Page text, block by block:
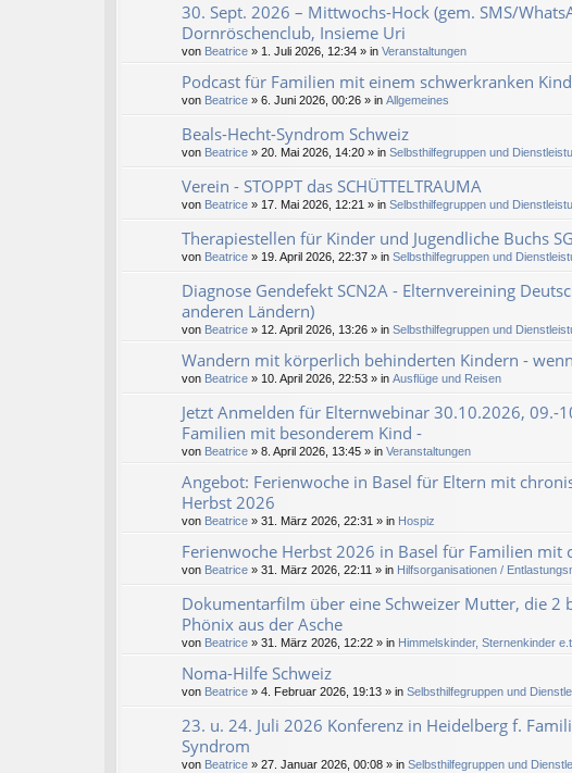
30. Sept. 2026 – Mittwochs-Hock (gem. SMS/
Dornröschenclub, Insieme Uri
von Beatrice » 1. Juli 2026, 12:34 » in Veranstaltungen
Podcast für Familien mit einem schwerkranken Kind
von Beatrice » 6. Juni 2026, 00:26 » in Allgemeines
Beals-Hecht-Syndrom Schweiz
von Beatrice » 20. Mai 2026, 14:20 » in Selbsthilfegruppen und
Verein - STOPPT das SCHÜTTELTRAUMA
von Beatrice » 17. Mai 2026, 12:21 » in Selbsthilfegruppen und
Therapiestellen für Kinder und Jugendliche Buchs
von Beatrice » 19. April 2026, 22:37 » in Selbsthilfegruppen und
Diagnose Gendefekt SCN2A - Elternvereining
anderen Ländern)
von Beatrice » 12. April 2026, 13:26 » in Selbsthilfegruppen und
Wandern mit körperlich behinderten Kindern -
von Beatrice » 10. April 2026, 22:53 » in Ausflüge und Reisen
Jetzt Anmelden für Elternwebinar 30.10.2026, 09.-
Familien mit besonderem Kind -
von Beatrice » 8. April 2026, 13:45 » in Veranstaltungen
Angebot: Ferienwoche in Basel für Eltern mit
Herbst 2026
von Beatrice » 31. März 2026, 22:31 » in Hospiz
Ferienwoche Herbst 2026 in Basel für Familien
von Beatrice » 31. März 2026, 22:11 » in Hilfsorganisationen /
Dokumentarfilm über eine Schweizer Mutter, die 2
Phönix aus der Asche
von Beatrice » 31. März 2026, 12:22 » in Himmelskinder, Sternenkinder
Noma-Hilfe Schweiz
von Beatrice » 4. Februar 2026, 19:13 » in Selbsthilfegruppen und
23. u. 24. Juli 2026 Konferenz in Heidelberg f.
Syndrom
von Beatrice » 27. Januar 2026, 00:08 » in Selbsthilfegruppen und